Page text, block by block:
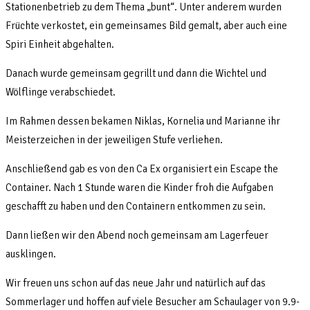
Stationenbetrieb zu dem Thema „bunt“. Unter anderem wurden
Früchte verkostet, ein gemeinsames Bild gemalt, aber auch eine
Spiri Einheit abgehalten.
Danach wurde gemeinsam gegrillt und dann die Wichtel und
Wölflinge verabschiedet.
Im Rahmen dessen bekamen Niklas, Kornelia und Marianne ihr
Meisterzeichen in der jeweiligen Stufe verliehen.
Anschließend gab es von den Ca Ex organisiert ein Escape the
Container. Nach 1 Stunde waren die Kinder froh die Aufgaben
geschafft zu haben und den Containern entkommen zu sein.
Dann ließen wir den Abend noch gemeinsam am Lagerfeuer
ausklingen.
Wir freuen uns schon auf das neue Jahr und natürlich auf das
Sommerlager und hoffen auf viele Besucher am Schaulager von 9.9-